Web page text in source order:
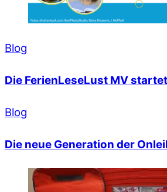
Blog
Die FerienLeseLust MV
Blog
Die neue Generation der